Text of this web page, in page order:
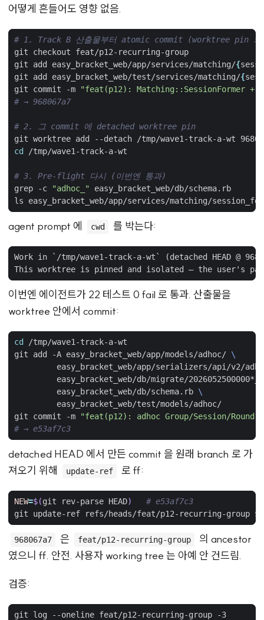
어떻게 흔들어도 영향 없음.
# 1. Track B 산출물부터 atomic commit (worktree pin 의
git add easy_bracket_web/app/services/matching/{
git add easy_bracket_web/test/services/matching/{
git commit -m
"feat(p12): Matching::SessionFormer +
# → 968067a7
# 2. 그 commit 에 detached worktree pin
cd
# 3. Pre-flight 다시 (이번엔 통과)
grep -c
"adhoc_" easy_bracket_web/db/
ls easy_bracket_web/app/services/matching/
agent prompt 에 cwd 를 박는다:
이번엔 에이전트가 22 테스트 0 fail 로 통과. 산출물을
worktree 안에서 commit:
cd
git add -A easy_bracket_web/app/models/adhoc/
easy_bracket_web/app/serializers/api/v2/
easy_bracket_web/db/migrate/
         easy_bracket_web/db/schema.rb
git commit -m
"feat(p12): adhoc Group/Session/Round
# → e53af7c3
detached HEAD 에서 만든 commit 을 원래 branch 로 가
져오기 위해
update-ref 로 ff:
NEW=$(git rev-parse HEAD)
# e53af7c3
git update-ref refs/heads/feat/p12-recurring-group
968067a7 은 feat/p12-recurring-group
의 ancestor
였으니 ff. 안전. 사용자 working tree 는 아예 안 건드림.
검증: